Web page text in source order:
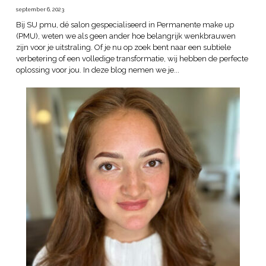
september 6, 2023
Bij SU pmu, dé salon gespecialiseerd in Permanente make up
(PMU), weten we als geen ander hoe belangrijk wenkbrauwen
zijn voor je uitstraling. Of je nu op zoek bent naar een subtiele
verbetering of een volledige transformatie, wij hebben de perfecte
oplossing voor jou. In deze blog nemen we je...